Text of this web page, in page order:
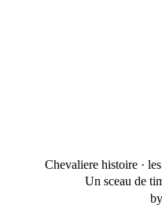
Chevaliere histoire·
Un sceau de